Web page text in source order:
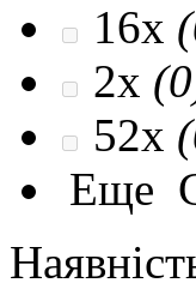
16x
2x
52x
Еще